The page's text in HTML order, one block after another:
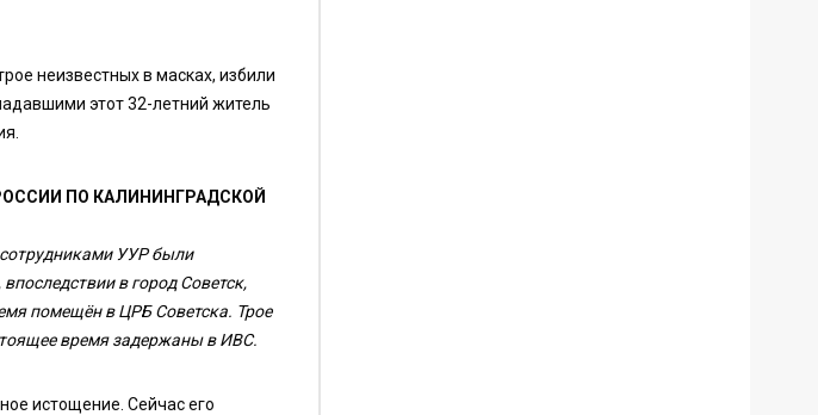
неизвестных в масках, избили
этот 32-летний житель
ПО КАЛИНИНГРАДСКОЙ
УУР были
в город Советск,
помещён в ЦРБ Советска. Трое
время задержаны в ИВС.
истощение. Сейчас его